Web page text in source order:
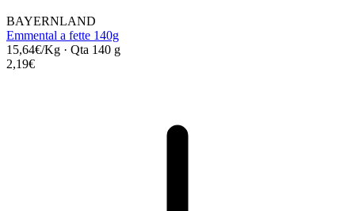
BAYERNLAND
Emmental a fette 140g
15,64€/Kg · Qta 140 g
2,19€